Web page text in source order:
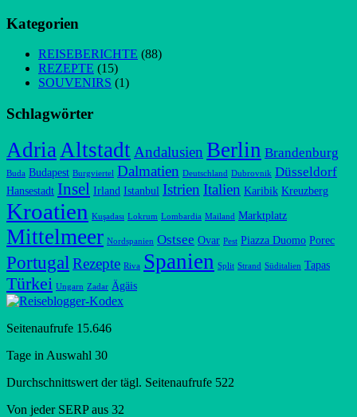
Kategorien
REISEBERICHTE (88)
REZEPTE (15)
SOUVENIRS (1)
Schlagwörter
Adria Altstadt Andalusien Berlin Brandenburg
Buda Budapest Burgviertel Dalmatien Deutschland Dubrovnik Düsseldorf
Hansestadt Insel Irland Istanbul Istrien Italien Karibik Kreuzberg
Kroatien Kuşadası Lokrum Lombardia Mailand Marktplatz
Mittelmeer Nordspanien Ostsee Ovar Pest Piazza Duomo Porec
Portugal Rezepte Riva Spanien Split Strand Süditalien Tapas
Türkei Ungarn Zadar Ägäis
Seitenaufrufe 15.646
Tage in Auswahl 30
Durchschnittswert der tägl. Seitenaufrufe 522
Von jeder SERP aus 32